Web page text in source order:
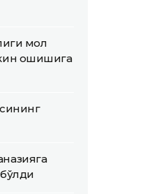
мол
ошишига
бўлди